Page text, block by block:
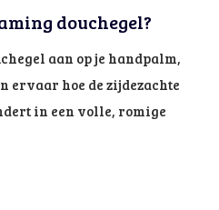
douchegel?
aan op je handpalm,
ervaar hoe de zijdezachte
in een volle, romige